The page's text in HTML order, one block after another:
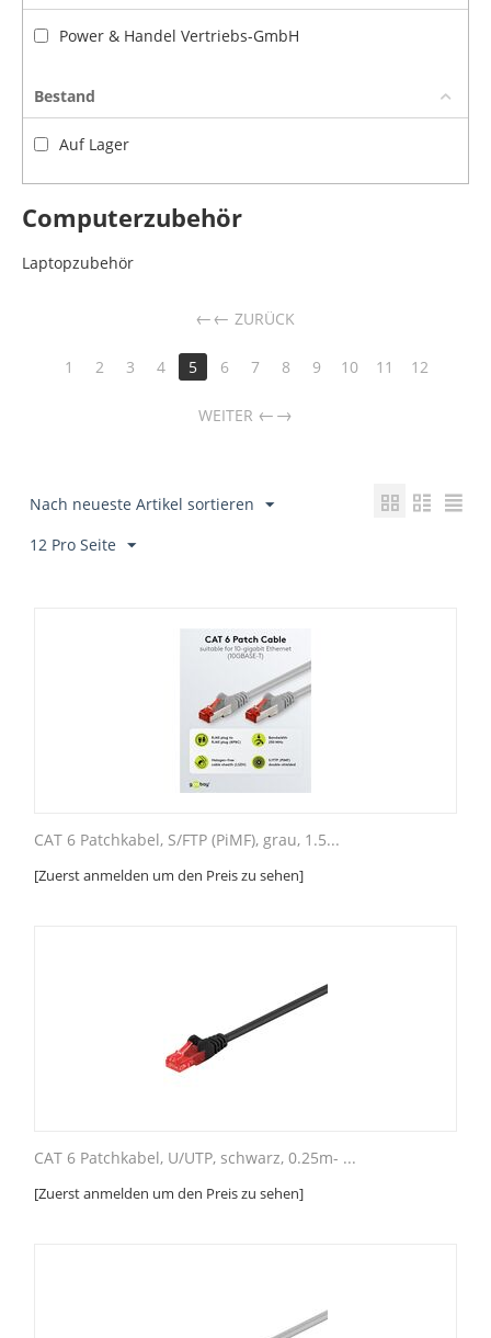
Power & Handel Vertriebs-GmbH
Bestand
Auf Lager
Computerzubehör
Laptopzubehör
← ZURÜCK
1 2 3 4 5 6 7 8 9 10 11 12
WEITER →
Nach neueste Artikel sortieren
12 Pro Seite
CAT 6 Patchkabel, S/FTP (PiMF), grau, 1.5...
[Zuerst anmelden um den Preis zu sehen]
CAT 6 Patchkabel, U/UTP, schwarz, 0.25m- ...
[Zuerst anmelden um den Preis zu sehen]